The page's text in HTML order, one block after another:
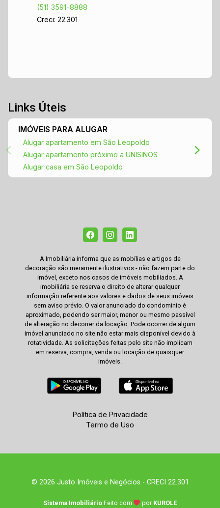
(51) 3591-8888
Creci: 22.301
Links Úteis
IMÓVEIS PARA ALUGAR
Alugar apartamento em São Leopoldo
Alugar apartamento próximo a UNISINOS
Alugar casa em São Leopoldo
A Imobiliária informa que as mobílias e artigos de
decoração são meramente ilustrativos - não fazem parte do
imóvel, exceto nos casos de imóveis mobiliados. A
imobiliária se reserva o direito de alterar qualquer
informação referente aos valores e dados de seus imóveis
sem aviso prévio. O valor anunciado do condomínio é
aproximado, podendo ser maior, menor ou mesmo passível
de alteração no decorrer da locação. Pode ocorrer de algum
imóvel anunciado no site não estar mais disponível devido à
rotatividade. As solicitações feitas pelo site não implicam
em reserva, compra, venda ou locação de quaisquer
imóveis.
Política de Privacidade
Termo de Uso
© 2026 Justo Imóveis e Negócios - CRECI 22.301
Sistema Imobiliário Feito com por KUROLE